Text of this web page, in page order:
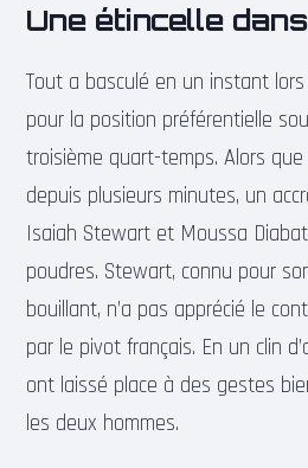
Une étincelle
Tout a basculé en un instant
pour la position préférentielle
troisième quart-temps. Alors
depuis plusieurs minutes, un
Isaiah Stewart et Moussa
poudres. Stewart, connu pour
bouillant, n’a pas apprécié le
par le pivot français. En un clin
ont laissé place à des gestes
les deux hommes.